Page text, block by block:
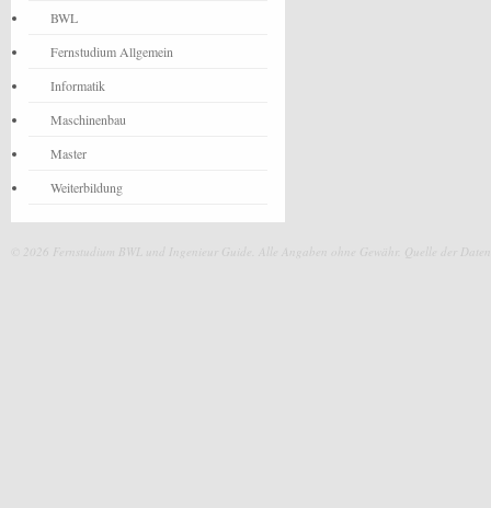
BWL
Fernstudium Allgemein
Informatik
Maschinenbau
Master
Weiterbildung
© 2026 Fernstudium BWL und Ingenieur Guide. Alle Angaben ohne Gewähr. Quelle der